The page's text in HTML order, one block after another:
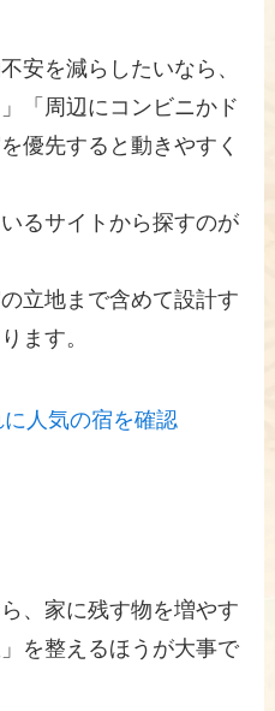
安を減らしたいなら、
「周辺にコンビニかド
優先すると動きやすく
るサイトから探すのが
立地まで含めて設計す
ます。
人気の宿を確認
、家に残す物を増やす
を整えるほうが大事で